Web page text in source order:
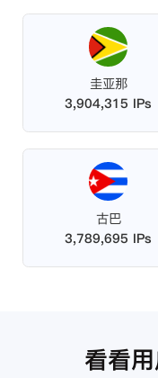
圭亚那
3,904,315 IPs
古巴
3,789,695 IPs
看看